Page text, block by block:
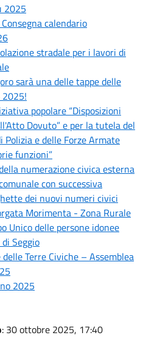
2025
calendario
stradale per i lavori di
sarà una delle tappe delle
2025!
popolare “Disposizioni
Dovuto” e per la tutela del
Polizia e delle Forze Armate
funzioni”
numerazione civica esterna
con successiva
dei nuovi numeri civici
Morimenta - Zona Rurale
Unico delle persone idonee
Seggio
Terre Civiche – Assemblea
2025
: 30 ottobre 2025, 17:40